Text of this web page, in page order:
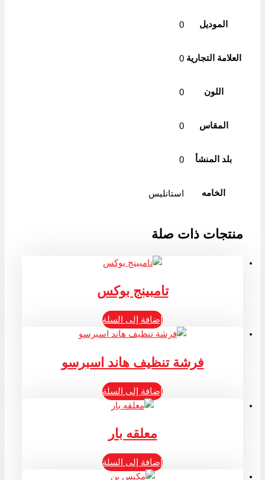
الموديل 0
العلامة التجارية 0
اللون 0
المقاس 0
بلد المنشأ 0
الخامه استانليس
منتجات ذات صلة
تامبينج بوكس
إضافة إلى السلة
فرشة تنظيف هاند اسبرسو
إضافة إلى السلة
معلقه بار
إضافة إلى السلة